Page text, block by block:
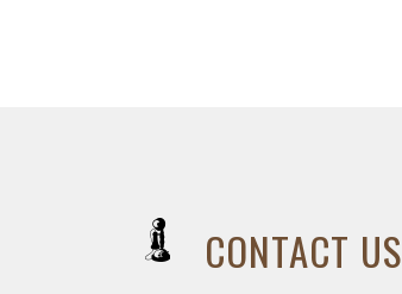
CONTACT US